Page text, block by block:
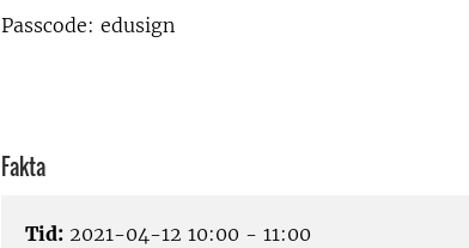
Passcode: edusign
Fakta
Tid: 2021-04-12 10:00 - 11:00